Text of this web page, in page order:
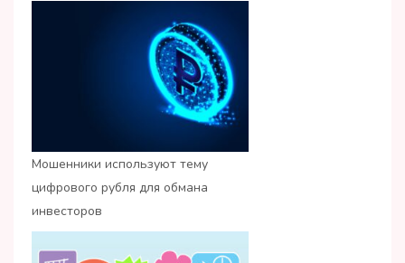
Мошенники используют тему
цифрового рубля для обмана
инвесторов